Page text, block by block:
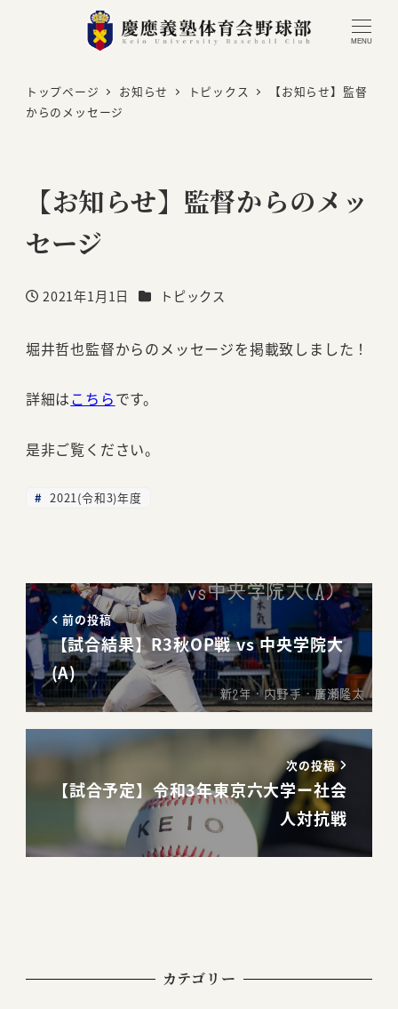
MENU
トップページ お知らせ トピックス
【お知らせ】監督
からのメッセージ
【お知らせ】監督からのメッ
セージ
投稿日
2021年1月1日 カテゴリー
トピックス
堀井哲也監督からのメッセージを掲載致しました！
詳細はこちらです。
是非ご覧ください。
2021(令和3)年度
前の投稿
【試合結果】R3秋OP戦 vs 中央学院大
(A)
次の投稿
【試合予定】令和3年東京六大学ー社会
人対抗戦
カテゴリー